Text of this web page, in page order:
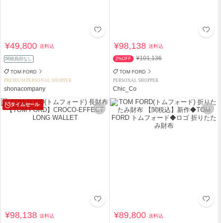
¥49,800送料込
関税負担なし
TOM FORD
PREMIUM PERSONAL SHOPPER
shonacompany
¥98,138送料込
2%OFF ¥101,136
TOM FORD
PERSONAL SHOPPER
Chic_Co
タイムセール
¥98,138送料込 ¥89,800送料込